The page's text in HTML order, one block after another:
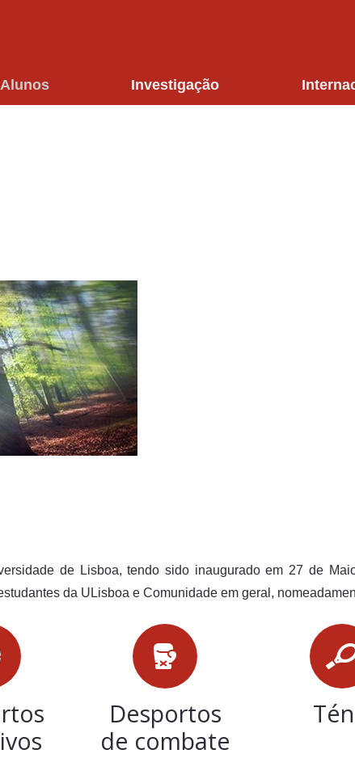
Alunos Investigação
de Lisboa, tendo sido inaugurado em 27 de
da ULisboa e Comunidade em geral,
Desportos
de combate